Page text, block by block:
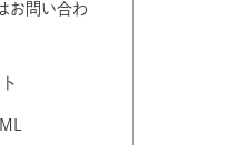
お問い合わ